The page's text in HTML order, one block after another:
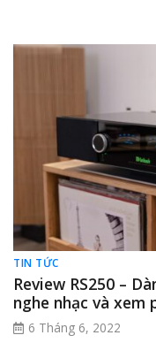
TIN TỨC
Review RS250 –
nghe nhạc và xem
6 Tháng 6, 2022